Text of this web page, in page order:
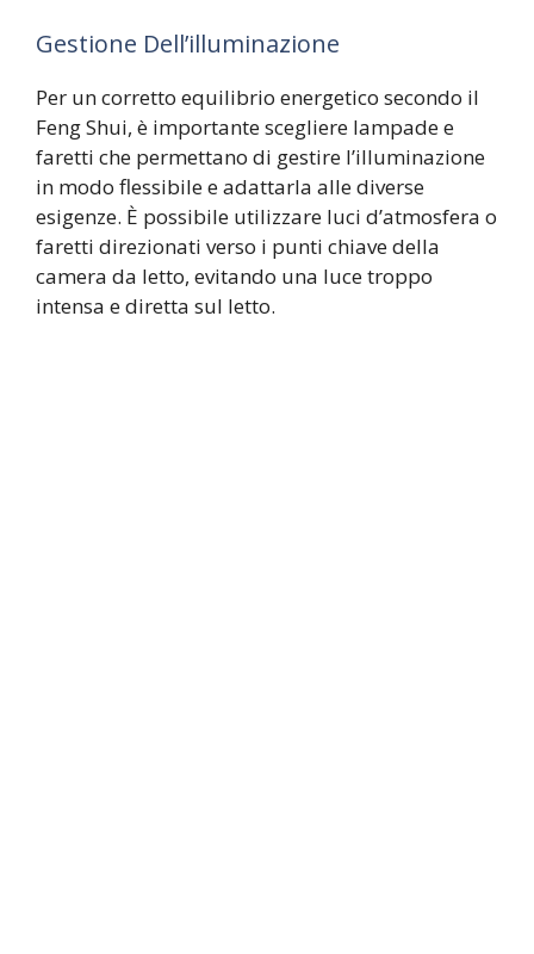
Gestione Dell’illuminazione
Per un corretto equilibrio energetico secondo il
Feng Shui, è importante scegliere lampade e
faretti che permettano di gestire l’illuminazione
in modo flessibile e adattarla alle diverse
esigenze. È possibile utilizzare luci d’atmosfera o
faretti direzionati verso i punti chiave della
camera da letto, evitando una luce troppo
intensa e diretta sul letto.